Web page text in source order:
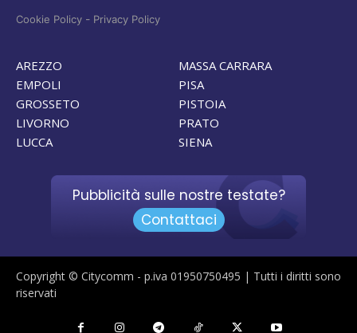
Cookie Policy - Privacy Policy
AREZZO
EMPOLI
GROSSETO
LIVORNO
LUCCA
MASSA CARRARA
PISA
PISTOIA
PRATO
SIENA
Pubblicità sulle nostre testate?
Contattaci
Copyright © Citycomm - p.iva 01950750495 | Tutti i diritti sono
riservati